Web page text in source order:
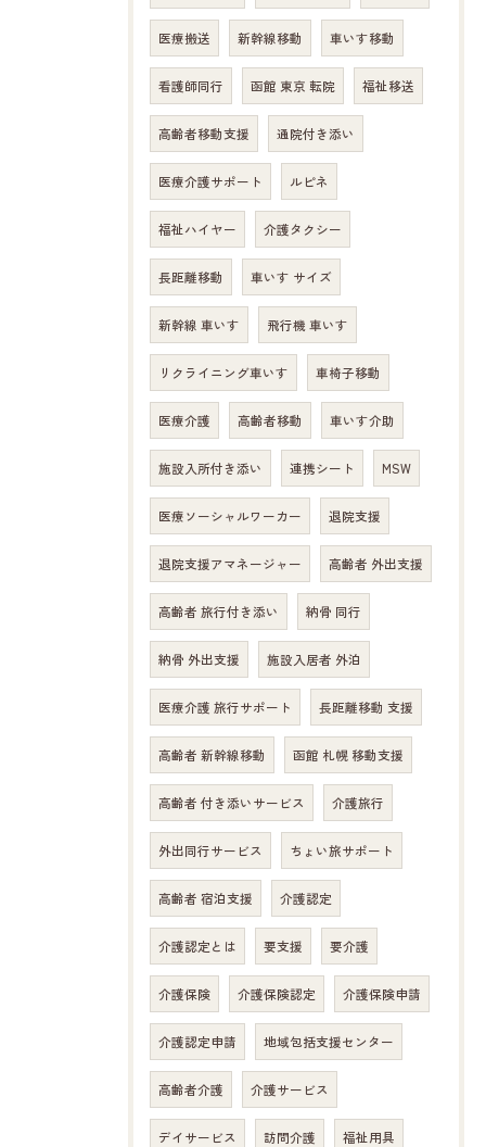
医療搬送 新幹線移動 車いす移動
看護師同行 函館 東京 転院 福祉移送
高齢者移動支援 通院付き添い
医療介護サポート ルピネ
福祉ハイヤー 介護タクシー
長距離移動 車いす サイズ
新幹線 車いす 飛行機 車いす
リクライニング車いす 車椅子移動
医療介護 高齢者移動 車いす介助
施設入所付き添い 連携シート MSW
医療ソーシャルワーカー 退院支援
退院支援アマネージャー 高齢者 外出支援
高齢者 旅行付き添い 納骨 同行
納骨 外出支援 施設入居者 外泊
医療介護 旅行サポート 長距離移動 支援
高齢者 新幹線移動 函館 札幌 移動支援
高齢者 付き添いサービス 介護旅行
外出同行サービス ちょい旅サポート
高齢者 宿泊支援 介護認定
介護認定とは 要支援 要介護
介護保険 介護保険認定 介護保険申請
介護認定申請 地域包括支援センター
高齢者介護 介護サービス
デイサービス 訪問介護 福祉用具